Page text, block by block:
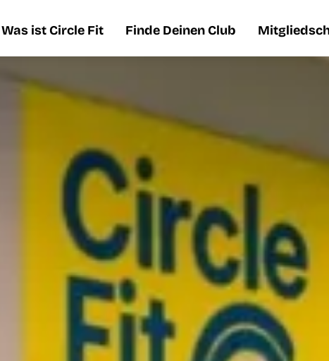
Was ist Circle Fit
Was ist Circle Fit
Finde Deinen Club
Finde Deinen Club